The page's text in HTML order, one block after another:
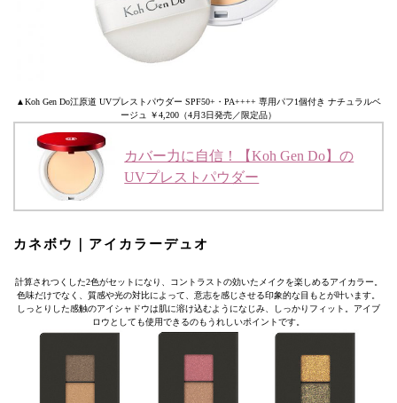
▲Koh Gen Do江原道 UVプレストパウダー SPF50+・PA++++ 専用パフ1個付き ナチュラルベ
ージュ ￥4,200（4月3日発売／限定品）
カバー力に自信！【Koh Gen Do】の
UVプレストパウダー
カネボウ｜アイカラーデュオ
計算されつくした2色がセットになり、コントラストの効いたメイクを楽しめるアイカラー。
色味だけでなく、質感や光の対比によって、意志を感じさせる印象的な目もとが叶います。
しっとりした感触のアイシャドウは肌に溶け込むようになじみ、しっかりフィット。アイブ
ロウとしても使用できるのもうれしいポイントです。